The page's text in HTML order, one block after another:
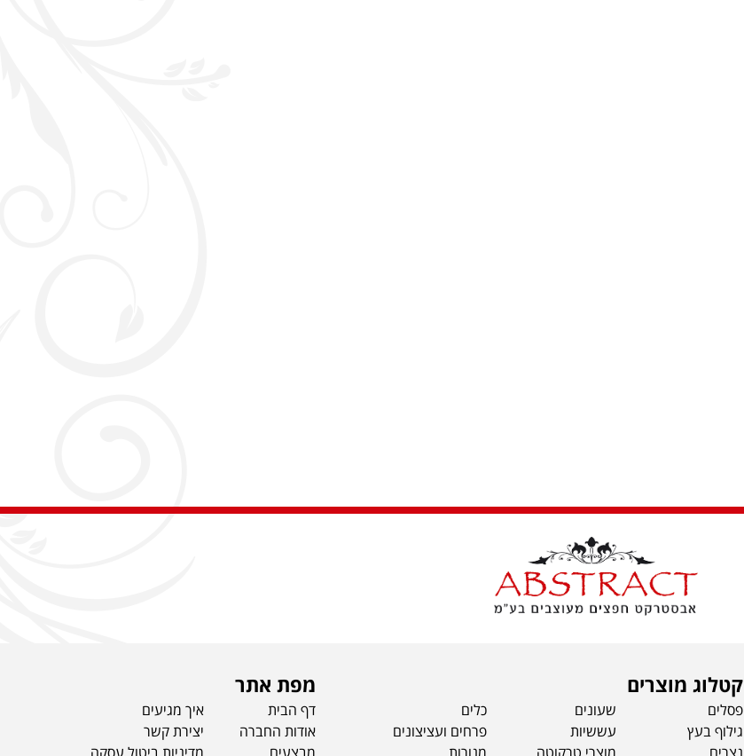
קטלוג מוצרים
פסלים
גילוף בעץ
שעונים
עששיות
כלים
פרחים ועציצונים
מפת אתר
דף הבית
אודות החברה
איך מגיעים
יצירת קשר